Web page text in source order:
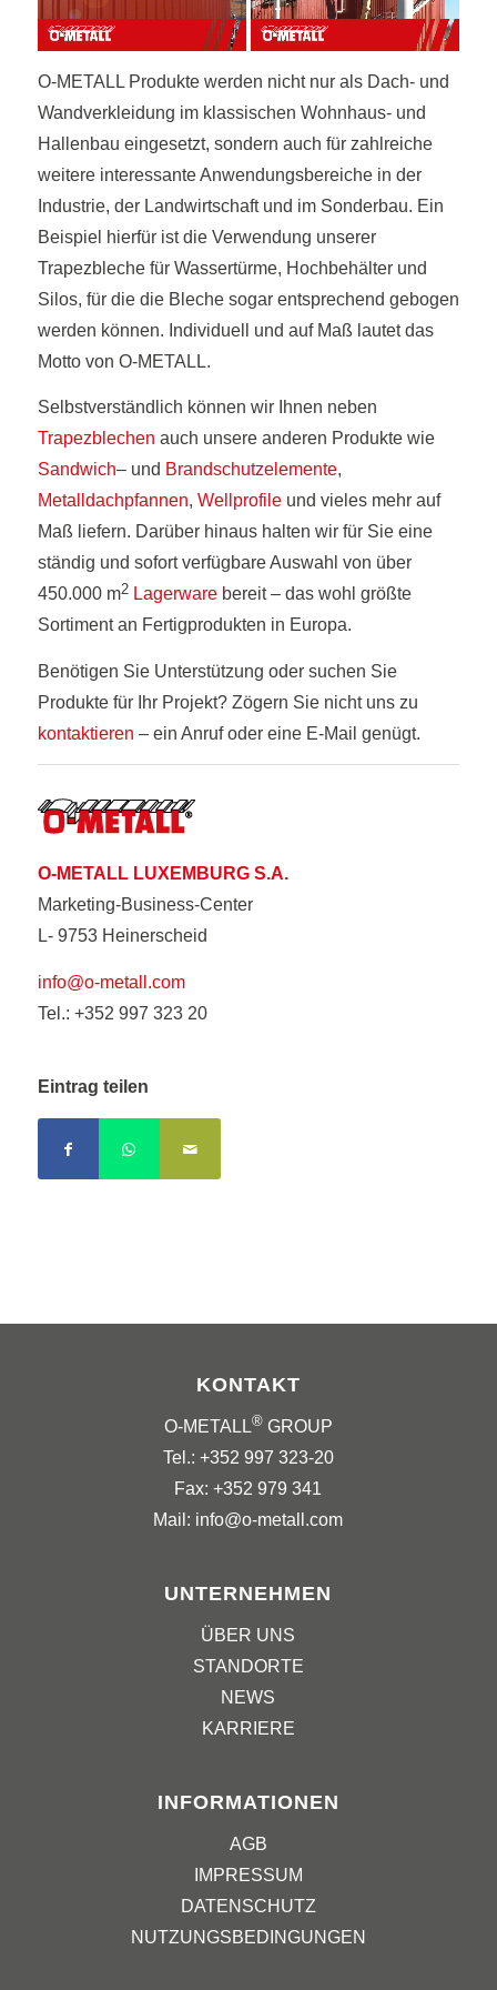
O-METALL Produkte werden nicht nur als Dach- und
Wandverkleidung im klassischen Wohnhaus- und
Hallenbau eingesetzt, sondern auch für zahlreiche
weitere interessante Anwendungsbereiche in der
Industrie, der Landwirtschaft und im Sonderbau. Ein
Beispiel hierfür ist die Verwendung unserer
Trapezbleche für Wassertürme, Hochbehälter und
Silos, für die die Bleche sogar entsprechend gebogen
werden können. Individuell und auf Maß lautet das
Motto von O-METALL.
Selbstverständlich können wir Ihnen neben
Trapezblechen auch unsere anderen Produkte wie
Sandwich– und Brandschutzelemente,
Metalldachpfannen, Wellprofileund vieles mehr auf
Maß liefern. Darüber hinaus halten wir für Sie eine
ständig und sofort verfügbare Auswahl von über
450.000 m2 Lagerwarebereit – das wohl größte
Sortiment an Fertigprodukten in Europa.
Benötigen Sie Unterstützung oder suchen Sie
Produkte für Ihr Projekt? Zögern Sie nicht uns zu
kontaktieren – ein Anruf oder eine E-Mail genügt.
O-METALL LUXEMBURG S.A.
Marketing-Business-Center
L- 9753 Heinerscheid
info@o-metall.com
Tel.: +352 997 323 20
Eintrag teilen
KONTAKT
O-METALL®GROUP
Tel.: +352 997 323-20
Fax: +352 979 341
Mail: info@o-metall.com
UNTERNEHMEN
ÜBER UNS
STANDORTE
NEWS
KARRIERE
INFORMATIONEN
AGB
IMPRESSUM
DATENSCHUTZ
NUTZUNGSBEDINGUNGEN